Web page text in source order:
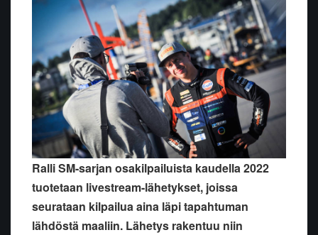
Ralli SM-sarjan osakilpailuista kaudella 2022
tuotetaan livestream-lähetykset, joissa
seurataan kilpailua aina läpi tapahtuman
lähdöstä maaliin. Lähetys rakentuu niin